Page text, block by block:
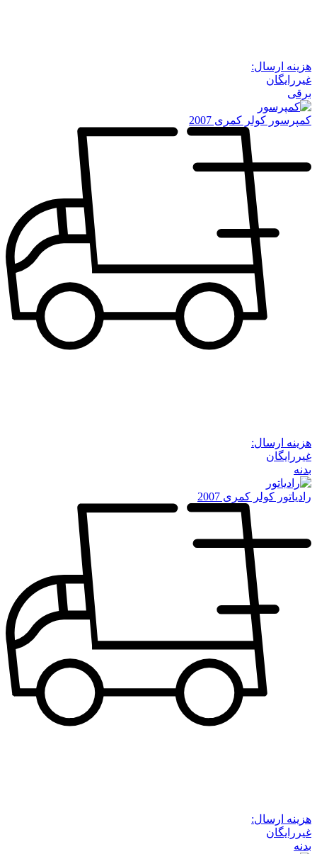
هزینه ارسال:
غیررایگان
برقی
کمپرسور کولر کمری 2007
هزینه ارسال:
غیررایگان
بدنه
رادیاتور کولر کمری 2007
هزینه ارسال:
غیررایگان
بدنه